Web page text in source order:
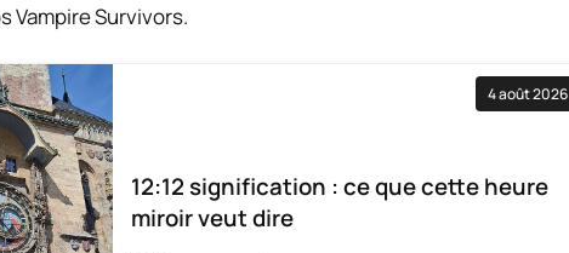
Vampire Survivors.
4 août 2026
12:12 signification : ce que cette heure
miroir veut dire